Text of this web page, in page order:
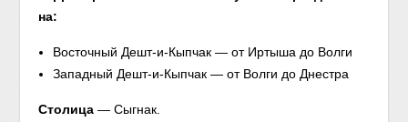
на:
Восточный Дешт-и-Кыпчак — от Иртыша до Волги
Западный Дешт-и-Кыпчак — от Волги до Днестра
Столица — Сыгнак.